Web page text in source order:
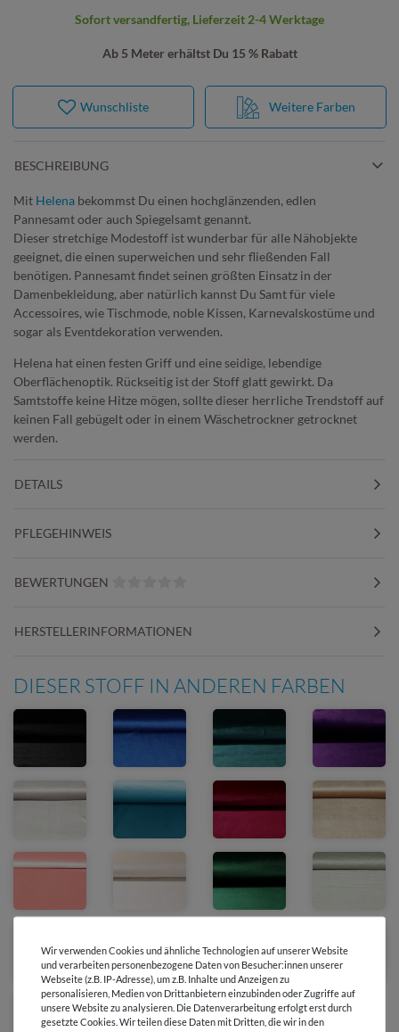
Ab 5 Meter erhältst Du 15 % Rabatt
Sofort versandfertig, Lieferzeit 2-4 Werktage
Weitere Farben
Wunschliste
BESCHREIBUNG
Mit Helena bekommst Du einen hochglänzenden, edlen
Pannesamt oder auch Spiegelsamt genannt.
Dieser stretchige Modestoff ist wunderbar für alle Nähobjekte
geeignet, die einen superweichen und sehr fließenden Fall
benötigen. Pannesamt findet seinen größten Einsatz in der
Damenbekleidung, aber natürlich kannst Du Samt für viele
Accessoires, wie Tischmode, noble Kissen, Karnevalskostüme und
sogar als Eventdekoration verwenden.
Helena hat einen festen Griff und eine seidige, lebendige
Oberflächenoptik. Rückseitig ist der Stoff glatt gewirkt. Da
Samtstoffe keine Hitze mögen, sollte dieser herrliche Trendstoff auf
keinen Fall gebügelt oder in einem Wäschetrockner getrocknet
werden.
DETAILS
PFLEGEHINWEIS
BEWERTUNGEN
HERSTELLERINFORMATIONEN
DIESER STOFF IN ANDEREN FARBEN
Wir verwenden Cookies und ähnliche Technologien auf unserer Website
und verarbeiten personenbezogene Daten von Besucher:innen unserer
Webseite (z.B. IP-Adresse), um z.B. Inhalte und Anzeigen zu
personalisieren, Medien von Drittanbietern einzubinden oder Zugriffe auf
unsere Website zu analysieren. Die Datenverarbeitung erfolgt erst durch
gesetzte Cookies. Wir teilen diese Daten mit Dritten, die wir in den